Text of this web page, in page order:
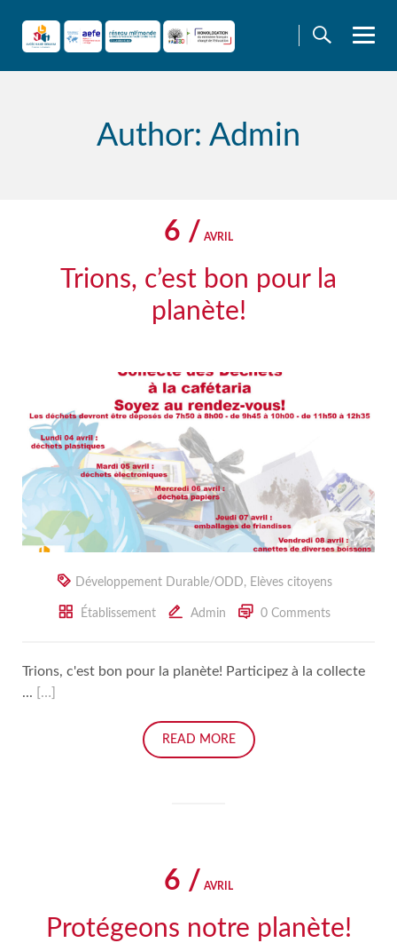
content
Author: Admin
6 / AVRIL
Trions, c’est bon pour la
planète!
Développement Durable/ODD, Elèves citoyens
Établissement Admin 0 Comments
Trions, c'est bon pour la planète! Participez à la collecte
...
[…]
READ MORE
6 / AVRIL
Protégeons notre planète!